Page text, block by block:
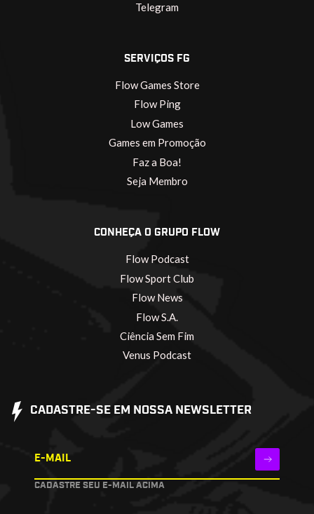
Telegram
SERVIÇOS FG
Flow Games Store
Flow Ping
Low Games
Games em Promoção
Faz a Boa!
Seja Membro
CONHEÇA O GRUPO FLOW
Flow Podcast
Flow Sport Club
Flow News
Flow S.A.
Ciência Sem Fim
Venus Podcast
CADASTRE-SE EM NOSSA NEWSLETTER
E-MAIL
CADASTRE SEU E-MAIL ACIMA